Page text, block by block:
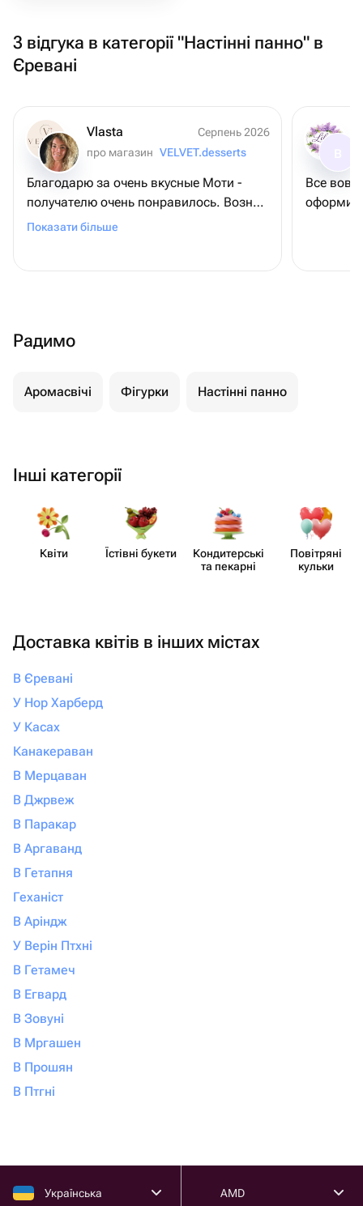
3 відгука в категорії "Настінні панно" в
Єревані
Vlasta
Серпень 2026
про магазин VELVET.desserts
Благодарю за очень вкусные Моти -
получателю очень понравилось. Возник
вопрос по изменению состава и
Показати більше
Все
оформили
Радимо
Аромасвічі Фігурки Настінні панно
Інші категорії
Квіти Їстівні букети
Кондит​ерські
та пекарні
Повітряні
кульки
Доставка квітів в інших містах
В Єревані
У Нор Харберд
У Касах
Канакераван
В Мерцаван
В Джрвеж
В Паракар
В Аргаванд
В Гетапня
Геханіст
В Аріндж
У Верін Птхні
В Гетамеч
В Егвард
В Зовуні
В Мргашен
В Прошян
В Птгні
Українська AMD